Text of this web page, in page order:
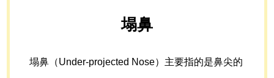
塌鼻
塌鼻（Under-projected Nose）主要指的是鼻尖的